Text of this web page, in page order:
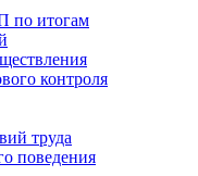
по итогам
контроля
труда
поведения